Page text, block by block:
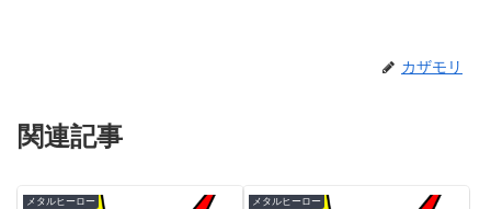
カザモリ
関連記事
メタルヒーロー メタルヒーロー